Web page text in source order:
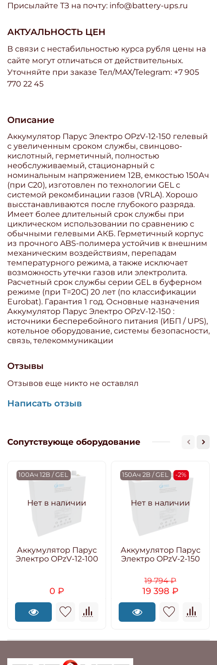
Описание
Аккумулятор Парус Электро OPzV-12-150 гелевый
с увеличенным сроком службы, свинцово-
кислотный, герметичный, полностью
необслуживаемый, стационарный с
номинальным напряжением 12В, емкостью 150Ач
(при С20), изготовлен по технологии GEL с
системой рекомбинации газов (VRLA). Хорошо
высстанавливаются после глубокого разряда.
Имеет более длительный срок службы при
циклическом использовании по сравнению с
обычными гелевыми АКБ. Герметичный корпус
из прочного ABS-полимера устойчив к внешним
механическим воздействиям, перепадам
температурного режима, а также исключает
возможность утечки газов или электролита.
Расчетный срок службы серии GEL в буферном
режиме (при T=20С) 20 лет (по классификации
Eurobat). Гарантия 1 год. Основные назначения
Аккумулятор Парус Электро OPzV-12-150 :
источники бесперебойного питания (ИБП / UPS),
котельное оборудование, системы безопасности,
связь, телекоммуникации
Присылайте ТЗ на почту: info@battery-ups.ru
АКТУАЛЬНОСТЬ ЦЕН
В связи с нестабильностью курса рубля цены на
сайте могут отличаться от действительных.
Уточняйте при заказе Тел/МАХ/Telegram: +7 905
770 22 45
Отзывы
Отзывов еще никто не оставлял
Написать отзыв
Сопутствующе оборудование
Нет в наличии
100Ач 12В / GEL
Аккумулятор Парус
Электро OPzV-12-100
0 ₽
Нет в наличии
150Ач 2В / GEL -2%
Аккумулятор Парус
Электро OPzV-2-150
19 794 ₽
19 398 ₽